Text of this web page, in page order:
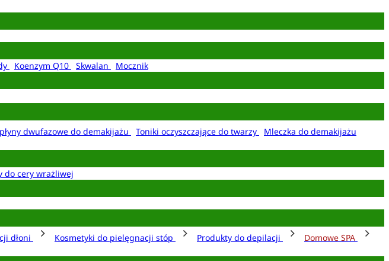
Koenzym Q10 Skwalan
Mocznik
dwufazowe do demakijażu Toniki oczyszczające do twarzy
Mleczka do demakijażu
do cery wrażliwej
dłoni Kosmetyki do pielęgnacji stóp Produkty do depilacji
Domowe SPA